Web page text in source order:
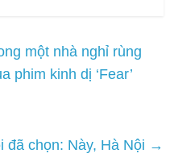
một nhà nghỉ rùng
phim kinh dị ‘Fear’
đã chọn: Này, Hà Nội →